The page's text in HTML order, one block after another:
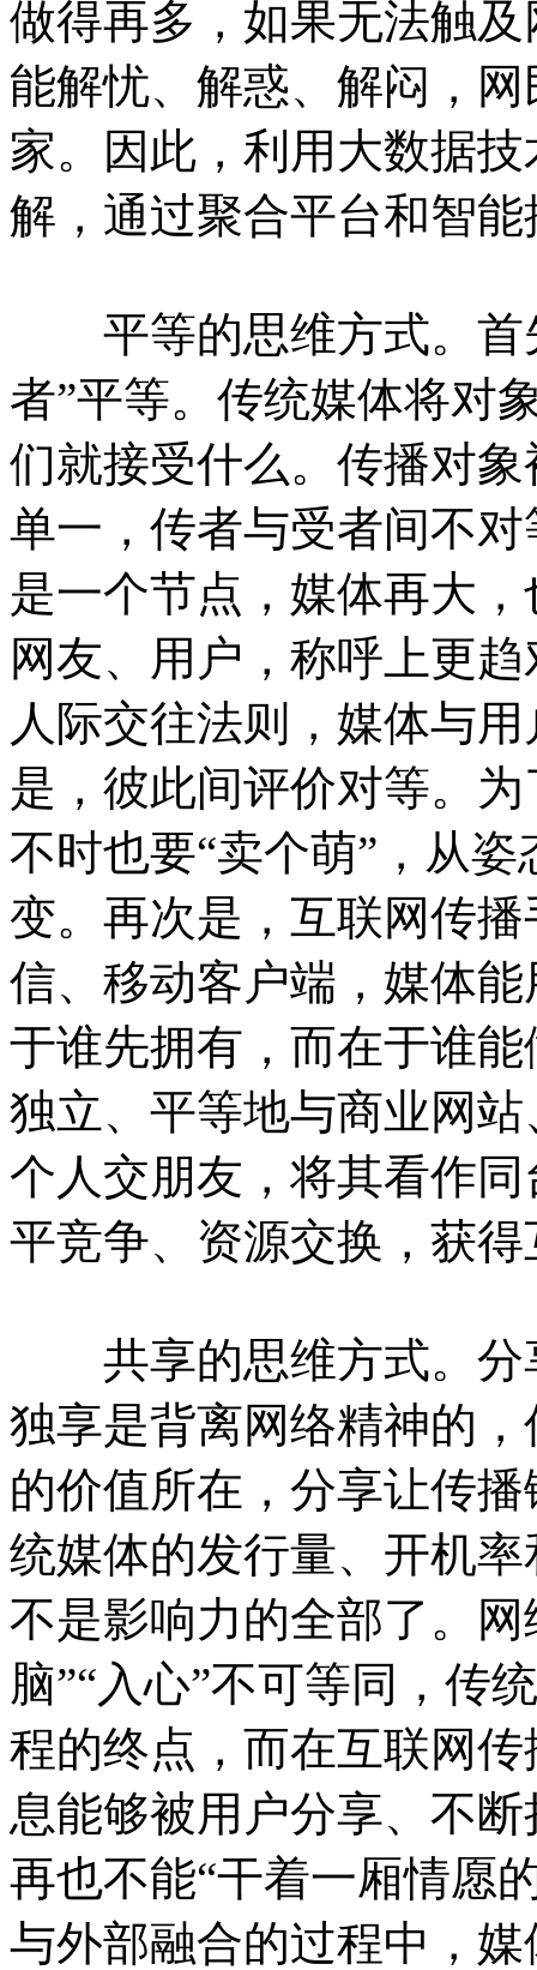
做得再多，如果无法触
能解忧、解惑、解闷，
家。因此，利用大数据
解，通过聚合平台和智
平等的思维方式。首
者”平等。传统媒体将对
们就接受什么。传播对
单一，传者与受者间不
是一个节点，媒体再大
网友、用户，称呼上更
人际交往法则，媒体与
是，彼此间评价对等。
不时也要“卖个萌”，从
变。再次是，互联网传
信、移动客户端，媒体
于谁先拥有，而在于谁
独立、平等地与商业网
个人交朋友，将其看作
平竞争、资源交换，获
共享的思维方式。分
独享是背离网络精神的
的价值所在，分享让传
统媒体的发行量、开机
不是影响力的全部了。网
脑”“入心”不可等同，传
程的终点，而在互联网
息能够被用户分享、不
再也不能“干着一厢情愿
与外部融合的过程中，